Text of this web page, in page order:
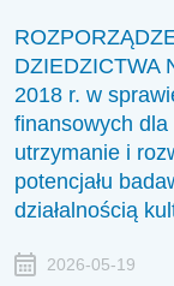
DZIEDZICTWA
2018 r. w
finansowych
utrzymanie i
potencjału
działalnością
2026-05-19